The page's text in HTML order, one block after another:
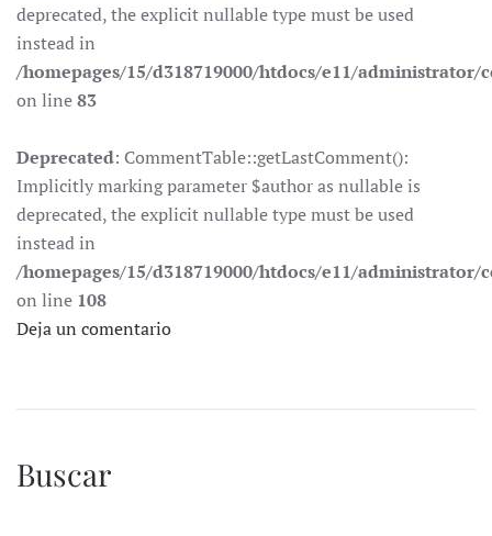
deprecated, the explicit nullable type must be used
instead in
/homepages/15/d318719000/htdocs/e11/
on line83
Deprecated: CommentTable::getLastComment():
Implicitly marking parameter $author as nullable is
deprecated, the explicit nullable type must be used
instead in
/homepages/15/d318719000/htdocs/e11/
on line 108
Deja un comentario
Buscar